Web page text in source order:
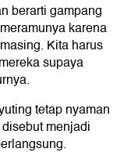
berarti gampang
karena
Kita harus
supaya
tetap nyaman
menjadi